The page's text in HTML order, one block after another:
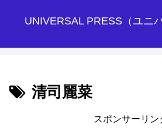
UNIVERSAL PRESS（ユニ
清司麗菜
スポンサーリン